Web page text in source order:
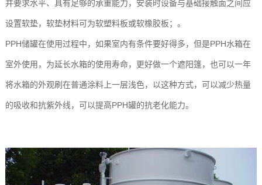
并要求水平、具有足够的承重能力，安装时设备与基础接触面之间应
设置软垫，软垫材料可为软塑料板或软橡胶板；。
PPH储罐在使用过程中，如果室内有条件要好得多，但是PPH水箱在
室外使用，为延长水箱的使用寿命，更好做一个遮阳篷，也可以一年
将水箱的外观刷在普通涂料上一层浅色，以这种方式，可以减少热量
的吸收和抗紫外线，可以提高PPH罐的抗老化能力。